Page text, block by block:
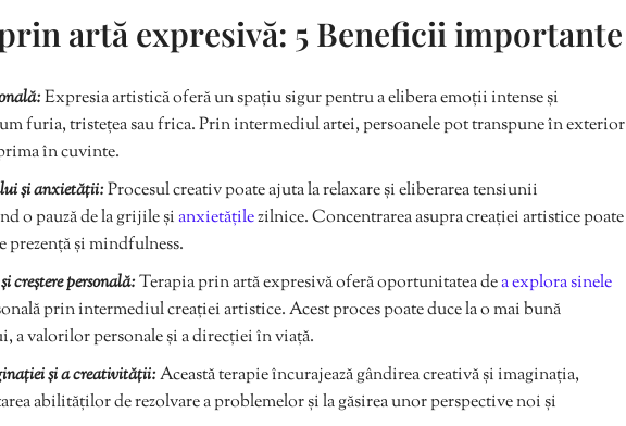
artă expresivă: 5 Beneficii importante
Expresia artistică oferă un spațiu sigur pentru a elibera emoții intense și
furia, tristețea sau frica. Prin intermediul artei, persoanele pot transpune în exterior
în cuvinte.
și anxietății:Procesul creativ poate ajuta la relaxare și eliberarea tensiunii
o pauză de la grijile șianxietățilezilnice. Concentrarea asupra creației artistice poate
prezență și mindfulness.
creștere personală:Terapia prin artă expresivă oferă oportunitatea dea explora sinele
prin intermediul creației artistice. Acest proces poate duce la o mai bună
a valorilor personale și a direcției în viață.
și a creativității:Această terapie încurajează gândirea creativă și imaginația,
abilităților de rezolvare a problemelor și la găsirea unor perspective noi și